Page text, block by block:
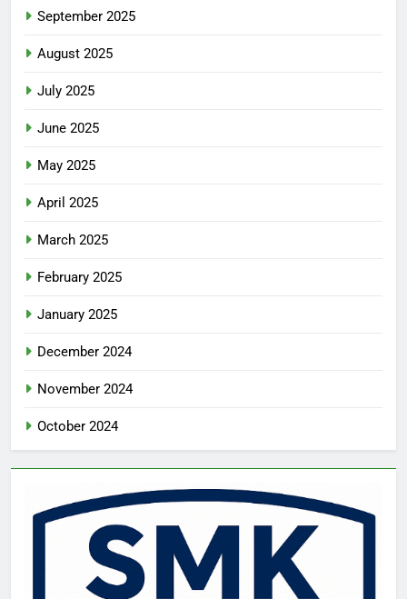
September 2025
August 2025
July 2025
June 2025
May 2025
April 2025
March 2025
February 2025
January 2025
December 2024
November 2024
October 2024